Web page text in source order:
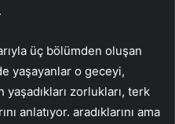
üç bölümden oluşan
yaşayanlar o geceyi,
yaşadıkları zorlukları, terk
anlatıyor. aradıklarını ama